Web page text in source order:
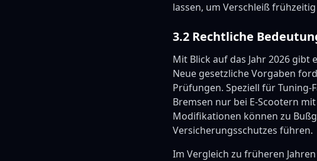
lassen, um Verschleiß
3.2 Rechtliche
Mit Blick auf das Jahr 2026 gibt
Neue gesetzliche Vorgaben
Prüfungen. Speziell für Tuning-
Bremsen nur bei E-Scootern
Modifikationen können zu
Versicherungsschutzes führen.
Im Vergleich zu früheren